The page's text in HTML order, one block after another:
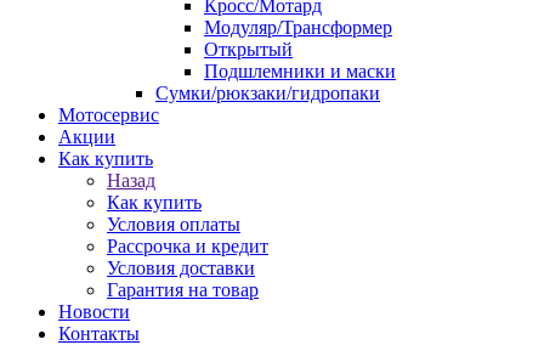
Кросс/Мотард
Модуляр/Трансформер
Открытый
Подшлемники и маски
Сумки/рюкзаки/гидропаки
Мотосервис
Акции
Как купить
Назад
Как купить
Условия оплаты
Рассрочка и кредит
Условия доставки
Гарантия на товар
Новости
Контакты